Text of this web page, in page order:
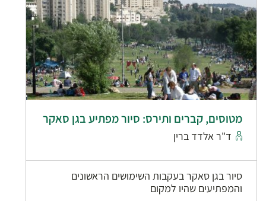
מטוסים, קברים ותירס: סיור מפתיע בגן סאקר
ד"ר אלדד ברין
סיור בגן סאקר בעקבות השימושים הראשונים
והמפתיעים שהיו למקום